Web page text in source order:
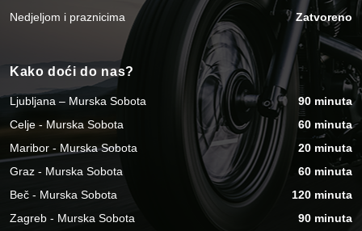
Nedjeljom i praznicima
Zatvoreno
Kako doći do nas?
Ljubljana – Murska Sobota
90 minuta
Celje - Murska Sobota
60 minuta
Maribor - Murska Sobota
20 minuta
Graz - Murska Sobota
60 minuta
Beč - Murska Sobota
120 minuta
Zagreb - Murska Sobota
90 minuta